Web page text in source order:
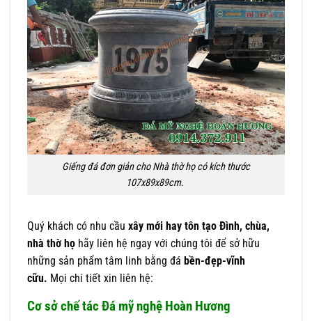
Giếng đá đơn giản cho Nhà thờ họ có kích thước
107x89x89cm.
Quý khách có nhu cầu xây mới hay tôn tạo Đình, chùa,
nhà thờ họ hãy liên hệ ngay với chúng tôi để sở hữu
những sản phẩm tâm linh bằng đá bền-đẹp-vĩnh
cữu. Mọi chi tiết xin liên hệ:
Cơ sở chế tác Đá mỹ nghệ Hoàn Hương